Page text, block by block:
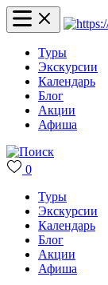
Туры
Экскурсии
Календарь
Блог
Акции
Афиша
0
Туры
Экскурсии
Календарь
Блог
Акции
Афиша